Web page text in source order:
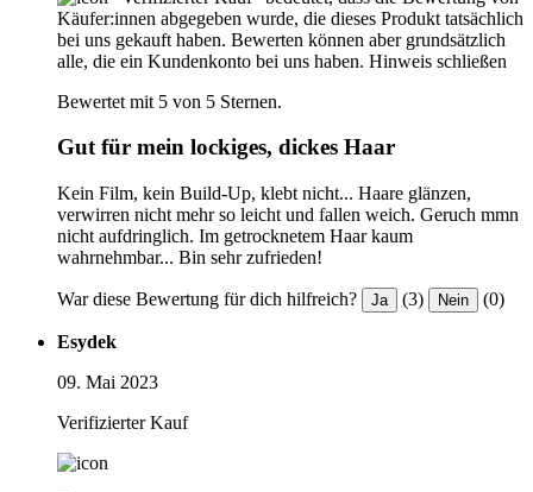
Käufer:innen abgegeben wurde, die dieses Produkt tatsächlich
bei uns gekauft haben. Bewerten können aber grundsätzlich
alle, die ein Kundenkonto bei uns haben. Hinweis schließen
Bewertet mit 5 von 5 Sternen.
Gut für mein lockiges, dickes Haar
Kein Film, kein Build-Up, klebt nicht... Haare glänzen,
verwirren nicht mehr so leicht und fallen weich. Geruch mmn
nicht aufdringlich. Im getrocknetem Haar kaum
wahrnehmbar... Bin sehr zufrieden!
War diese Bewertung für dich hilfreich? Ja (3) Nein (0)
Esydek
09. Mai 2023
Verifizierter Kauf